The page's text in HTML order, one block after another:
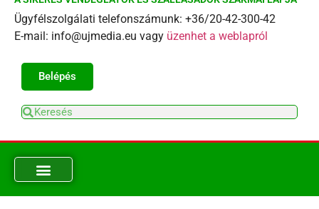
Ügyfélszolgálati telefonszámunk: +36/20-42-300-42
E-mail: info@ujmedia.eu vagy üzenhet a weblapról
Belépés